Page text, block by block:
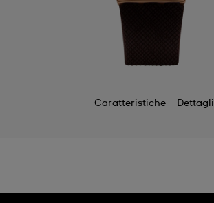
Caratteristiche Dettagli